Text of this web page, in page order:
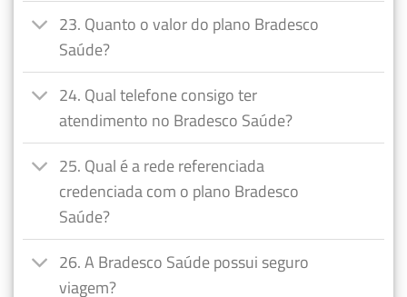
23. Quanto o valor do plano Bradesco
Saúde?
24. Qual telefone consigo ter
atendimento no Bradesco Saúde?
25. Qual é a rede referenciada
credenciada com o plano Bradesco
Saúde?
26. A Bradesco Saúde possui seguro
viagem?